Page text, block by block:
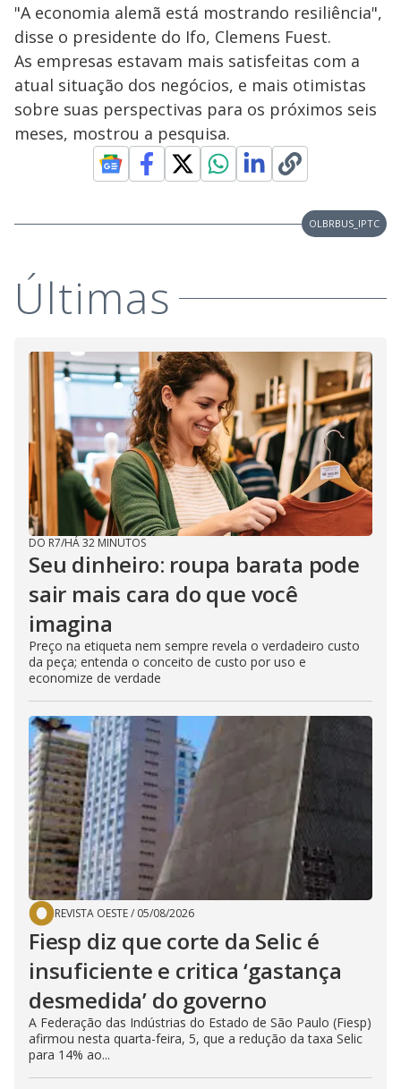
"A economia alemã está mostrando resiliência",
disse o presidente do Ifo, Clemens Fuest.
As empresas estavam mais satisfeitas com a
atual situação dos negócios, e mais otimistas
sobre suas perspectivas para os próximos seis
meses, mostrou a pesquisa.
OLBRBUS_IPTC
Últimas
DO R7/HÁ 32 MINUTOS
Seu dinheiro: roupa barata pode
sair mais cara do que você
imagina
Preço na etiqueta nem sempre revela o verdadeiro custo
da peça; entenda o conceito de custo por uso e
economize de verdade
REVISTA OESTE/ 05/08/2026
Fiesp diz que corte da Selic é
insuficiente e critica ‘gastança
desmedida’ do governo
A Federação das Indústrias do Estado de São Paulo (Fiesp)
afirmou nesta quarta-feira, 5, que a redução da taxa Selic
para 14% ao...